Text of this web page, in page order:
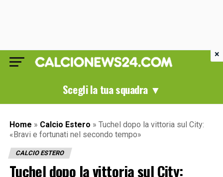
Scegli la tua squadra ▼
Home » Calcio Estero » Tuchel dopo la vittoria sul City:
«Bravi e fortunati nel secondo tempo»
CALCIO ESTERO
Tuchel dopo la vittoria sul City:
×